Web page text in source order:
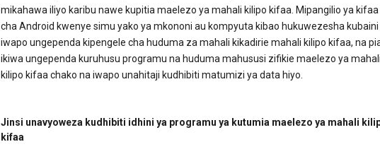
mikahawa iliyo karibu nawe kupitia maelezo ya mahali kilipo kifaa. Mipangilio ya kifaa
cha Android kwenye simu yako ya mkononi au kompyuta kibao hukuwezesha kubaini
iwapo ungependa kipengele cha huduma za mahali kikadirie mahali kilipo kifaa, na
ikiwa ungependa kuruhusu programu na huduma mahususi zifikie maelezo ya mahali
kilipo kifaa chako na iwapo unahitaji kudhibiti matumizi ya data hiyo.
Jinsi unavyoweza kudhibiti idhini ya programu ya kutumia maelezo ya mahali
kifaa